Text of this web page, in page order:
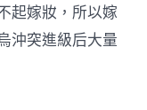
起嫁妝，所以嫁
沖突進級后大量